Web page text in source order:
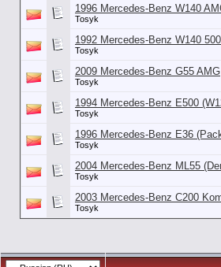
1996 Mercedes-Benz W140
Tosyk
1992 Mercedes-Benz W140
Tosyk
2009 Mercedes-Benz G55 AMG
Tosyk
1994 Mercedes-Benz E500
Tosyk
1996 Mercedes-Benz E36
Tosyk
2004 Mercedes-Benz ML55
Tosyk
2003 Mercedes-Benz C200
Tosyk